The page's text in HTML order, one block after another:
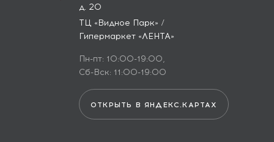
д. 20
ТЦ «Видное Парк» /
Гипермаркет «ЛЕНТА»
Пн-пт: 10:00-19:00,
Сб-Вск: 11:00-19:00
ОТКРЫТЬ В ЯНДЕКС.КАРТАХ